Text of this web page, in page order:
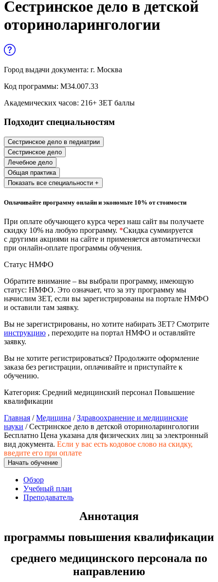
медицине
Образование и педагогические науки
Социология и социальная работа
и служащих
История и археология
Психологические науки
Техносферная безопасность и ОТ
природообустройство
Экологическая безопасность в
Управление охраной труда.
Техносферная безопасность
Допуски
Безопасность труда
Управление производством
общественного питания в
организации
Управление административно-
хозяйственной деятельностью
Техника-технологии
Прикладная геология, горное дело,
нефтегазовое дело и геодезия
Техника и технологии наземного
Техника и технологии строительства
Ядерная энергетика и технологии
Сестринское дело в детской
оториноларингологии
Город выдачи документа: г. Москва
Код программы: М34.007.33
Академических часов: 216+ ЗЕТ баллы
Подходит специальностям
Сестринское дело в педиатрии
Сестринское дело
Лечебное дело
Общая практика
Показать все специальности +
Оплачивайте программу онлайн и экономьте 10% от стоимости
При оплате обучающего курса через наш сайт вы получаете
скидку 10% на любую программу. *Скидка суммируется
с другими акциями на сайте и применяется автоматически
при онлайн-оплате программы обучения.
Статус НМФО
Обратите внимание – вы выбрали программу, имеющую
статус: НМФО. Это означает, что за эту программу мы
начислим ЗЕТ, если вы зарегистрированы на портале НМФО
и оставили там заявку.
Вы не зарегистрированы, но хотите набирать ЗЕТ? Смотрите
инструкцию , переходите на портал НМФО и оставляйте
заявку.
Вы не хотите регистрироваться? Продолжите оформление
заказа без регистрации, оплачивайте и приступайте к
обучению.
Категория: Средний медицинский персонал Повышение
квалификации
Главная /Медицина /Здравоохранение и медицинские
науки / Сестринское дело в детской оториноларингологии
Бесплатно Цена указана для физических лиц за электронный
вид документа. Если у вас есть кодовое слово на скидку,
введите его при оплате
Начать обучение
Обзор
Учебный план
Преподаватель
Аннотация
программы повышения квалификации
среднего медицинского персонала по
направлению